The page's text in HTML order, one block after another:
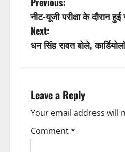
P
o
s
n
a
v
नीट-यूजी परीक्षा के दौरान हुई
Next:
धन सिंंह रावत बोले,
Leave a Reply
Your email address will
Comment*